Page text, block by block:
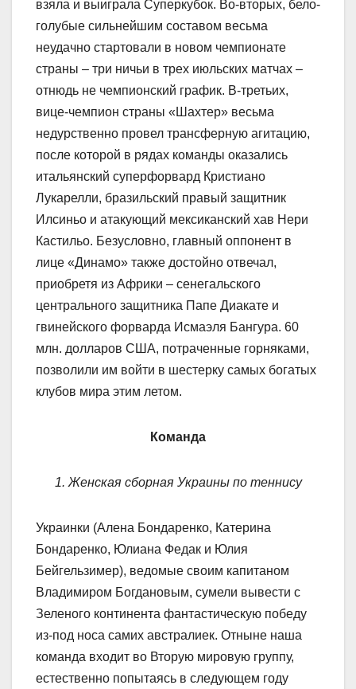
взяла и выиграла Суперкубок. Во-вторых, бело-
голубые сильнейшим составом весьма
неудачно стартовали в новом чемпионате
страны – три ничьи в трех июльских матчах –
отнюдь не чемпионский график. В-третьих,
вице-чемпион страны «Шахтер» весьма
недурственно провел трансферную агитацию,
после которой в рядах команды оказались
итальянский суперфорвард Кристиано
Лукарелли, бразильский правый защитник
Илсиньо и атакующий мексиканский хав Нери
Кастильо. Безусловно, главный оппонент в
лице «Динамо» также достойно отвечал,
приобретя из Африки – сенегальского
центрального защитника Папе Диакате и
гвинейского форварда Исмаэля Бангура. 60
млн. долларов США, потраченные горняками,
позволили им войти в шестерку самых богатых
клубов мира этим летом.
Команда
1. Женская сборная Украины по теннису
Украинки (Алена Бондаренко, Катерина
Бондаренко, Юлиана Федак и Юлия
Бейгельзимер), ведомые своим капитаном
Владимиром Богдановым, сумели вывести с
Зеленого континента фантастическую победу
из-под носа самих австралиек. Отныне наша
команда входит во Вторую мировую группу,
естественно попытаясь в следующем году